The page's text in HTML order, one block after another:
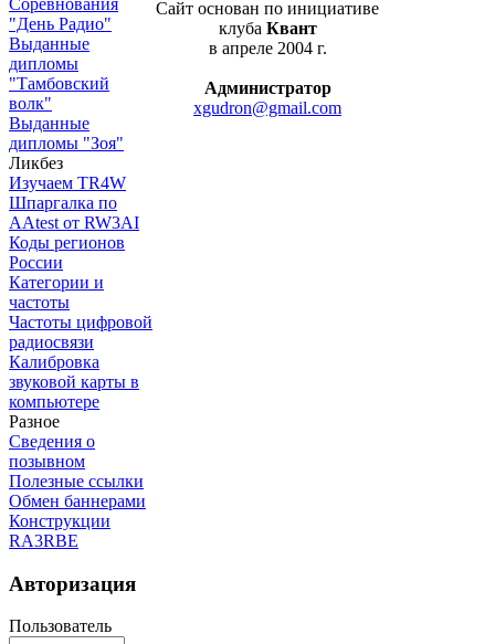
Соревнования
"День Радио"
Выданные
дипломы
"Тамбовский
волк"
Выданные
дипломы "Зоя"
Ликбез
Изучаем TR4W
Шпаргалка по
AAtest от RW3AI
Коды регионов
России
Категории и
частоты
Частоты цифровой
радиосвязи
Калибровка
звуковой карты в
компьютере
Разное
Сведения о
позывном
Полезные ссылки
Обмен баннерами
Конструкции
RA3RBE
Авторизация
Пользователь
Сайт основан по инициативе
клуба Квант
в апреле 2004 г.
Администратор
xgudron@gmail.com